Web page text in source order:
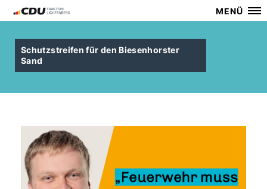
MENÜ
Schutzstreifen für den Biesenhorster
Sand